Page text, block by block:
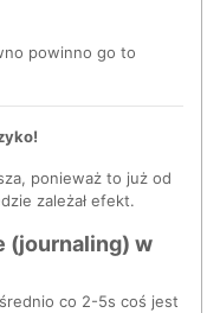
powinno go to
ponieważ to już od
zależał efekt.
(journaling) w
co 2-5s coś jest